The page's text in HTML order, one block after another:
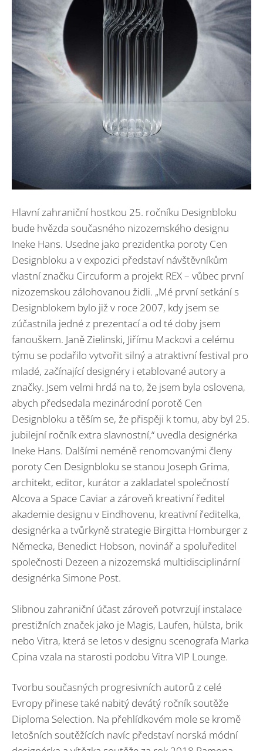
Hlavní zahraniční hostkou 25. ročníku Designbloku
bude hvězda současného nizozemského designu
Ineke Hans. Usedne jako prezidentka poroty Cen
Designbloku a v expozici představí návštěvníkům
vlastní značku Circuform a projekt REX – vůbec první
nizozemskou zálohovanou židli. „Mé první setkání s
Designblokem bylo již v roce 2007, kdy jsem se
zúčastnila jedné z prezentací a od té doby jsem
fanouškem. Janě Zielinski, Jiřímu Mackovi a celému
týmu se podařilo vytvořit silný a atraktivní festival pro
mladé, začínající designéry i etablované autory a
značky. Jsem velmi hrdá na to, že jsem byla oslovena,
abych předsedala mezinárodní porotě Cen
Designbloku a těším se, že přispěji k tomu, aby byl 25.
jubilejní ročník extra slavnostní,“ uvedla designérka
Ineke Hans. Dalšími neméně renomovanými členy
poroty Cen Designbloku se stanou Joseph Grima,
architekt, editor, kurátor a zakladatel společností
Alcova a Space Caviar a zároveň kreativní ředitel
akademie designu v Eindhovenu, kreativní ředitelka,
designérka a tvůrkyně strategie Birgitta Homburger z
Německa, Benedict Hobson, novinář a spoluředitel
společnosti Dezeen a nizozemská multidisciplinární
designérka Simone Post.
Slibnou zahraniční účast zároveň potvrzují instalace
prestižních značek jako je Magis, Laufen, hülsta, brik
nebo Vitra, která se letos v designu scenografa Marka
Cpina vzala na starosti podobu Vitra VIP Lounge.
Tvorbu současných progresivních autorů z celé
Evropy přinese také nabitý devátý ročník soutěže
Diploma Selection. Na přehlídkovém mole se kromě
letošních soutěžících navíc představí norská módní